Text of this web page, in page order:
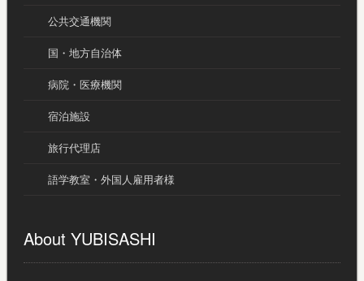
公共交通機関
国・地方自治体
病院・医療機関
宿泊施設
旅行代理店
語学教室・外国人雇用者様
About YUBISASHI